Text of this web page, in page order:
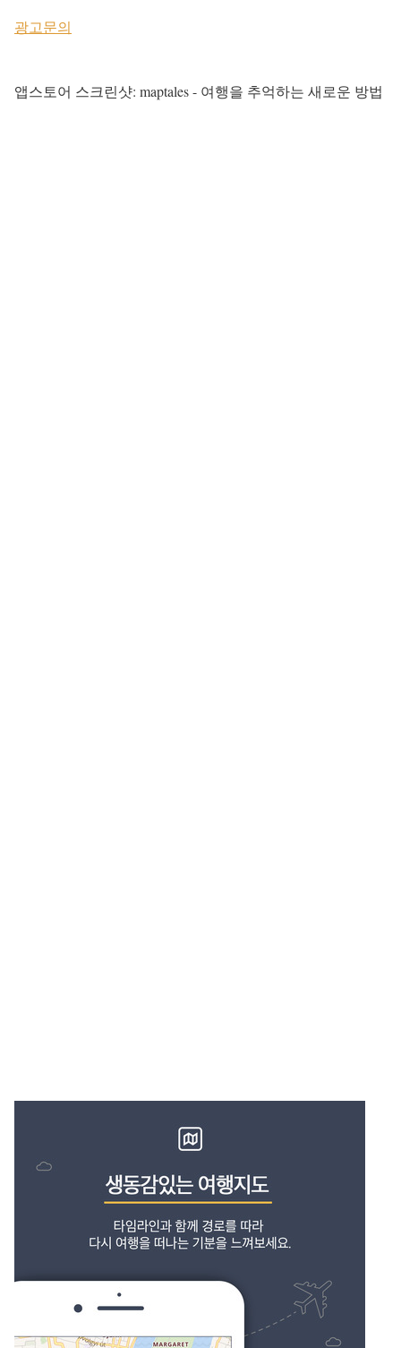
광고문의
앱스토어 스크린샷: maptales - 여행을 추억하는 새로운 방법